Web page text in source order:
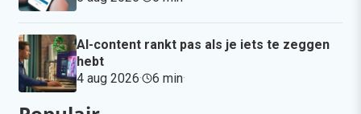
AI-content rankt pas als je iets te zeggen
hebt
4 aug 2026· 6 min·